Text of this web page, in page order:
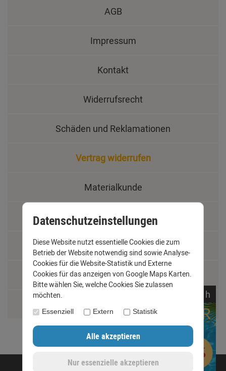
AGB
Impressum
Kontakt
Widerrufsrecht
Schäden und Reklamationen
Vertrag widerrufen
Materialkunde
Fachbegriffe
Jobs
Montage und Installationshilfen
h
Datenschutzeinstellungen
Diese Website nutzt essentielle Cookies die zum
Betrieb der Website notwendig sind sowie Analyse-
Cookies für die Website-Statistik und Externe
Cookies für das anzeigen von Google Maps Karten.
Bitte wählen Sie, welche Cookies Sie zulassen
möchten.
Essenziell Extern Statistik